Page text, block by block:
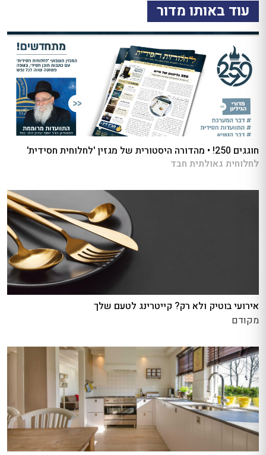
עוד באותו מדור
חוגגים 250! • מהדורה היסטורית של מגזין 'לחלוחית חסידית'
לחלוחית גאולתית חבד
אירועי בוטיק ולא רק? קייטרינג לטעם שלך
מקודם